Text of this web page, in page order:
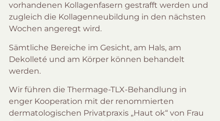
vorhandenen Kollagenfasern gestrafft werden und
zugleich die Kollagenneubildung in den nächsten
Wochen angeregt wird.
Sämtliche Bereiche im Gesicht, am Hals, am
Dekolleté und am Körper können behandelt
werden.
Wir führen die Thermage-TLX-Behandlung in
enger Kooperation mit der renommierten
dermatologischen Privatpraxis „Haut ok“ von Frau